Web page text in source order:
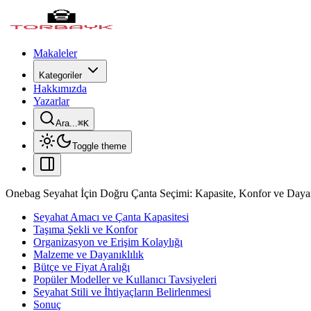
Makaleler
Kategoriler
Hakkımızda
Yazarlar
Ara...⌘K
Toggle theme
Onebag Seyahat İçin Doğru Çanta Seçimi: Kapasite, Konfor ve
Seyahat Amacı ve Çanta Kapasitesi
Taşıma Şekli ve Konfor
Organizasyon ve Erişim Kolaylığı
Malzeme ve Dayanıklılık
Bütçe ve Fiyat Aralığı
Popüler Modeller ve Kullanıcı Tavsiyeleri
Seyahat Stili ve İhtiyaçların Belirlenmesi
Sonuç